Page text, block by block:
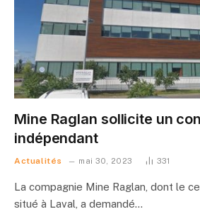
Mine Raglan sollicite un
indépendant
Actualités mai 30, 2023 331
La compagnie Mine Raglan, dont le
situé à Laval, a demandé…